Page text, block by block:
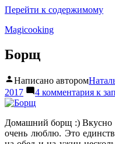
Перейти к содержимому
Magicooking
Борщ
Написано автором
2017
4 комментария к
Домашний борщ :) Вкусно
очень люблю. Это